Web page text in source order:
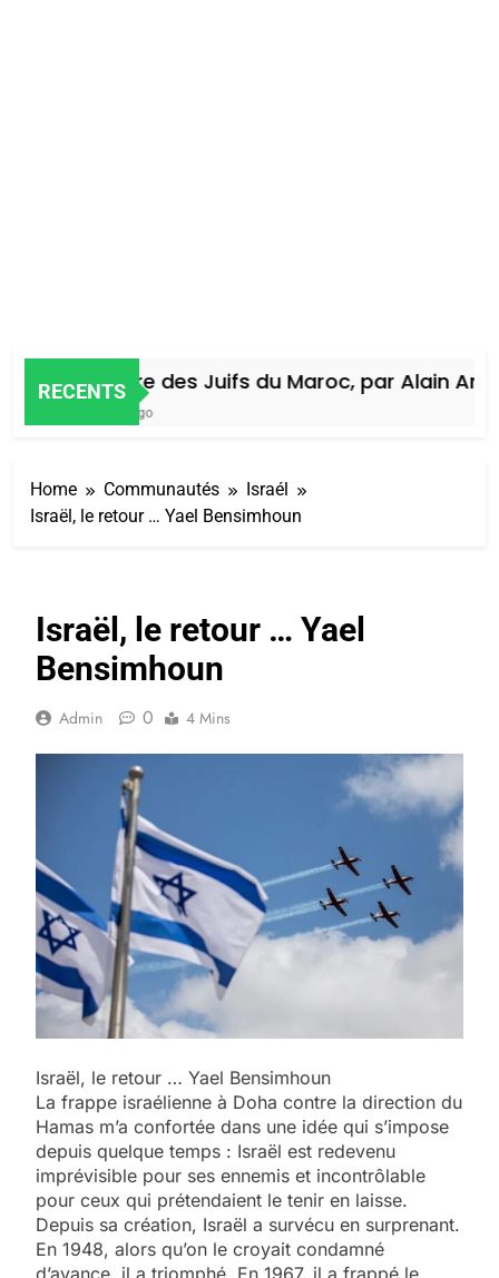
RECENTS
Histoire des Juifs du Maroc, par Alain Amiel
Home Communautés
Israél
Israël, le retour … Yael Bensimhoun
Israël, le retour … Yael
Bensimhoun
Admin 0 4 Mins
Israël, le retour … Yael Bensimhoun
La frappe israélienne à Doha contre la direction du
Hamas m’a confortée dans une idée qui s’impose
depuis quelque temps : Israël est redevenu
imprévisible pour ses ennemis et incontrôlable
pour ceux qui prétendaient le tenir en laisse.
Depuis sa création, Israël a survécu en surprenant.
En 1948, alors qu’on le croyait condamné
d’avance, il a triomphé. En 1967, il a frappé le